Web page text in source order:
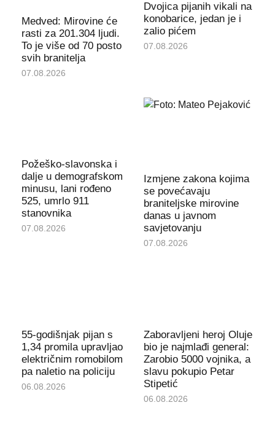
Medved: Mirovine će
rasti za 201.304 ljudi.
To je više od 70 posto
svih branitelja
07.08.2026
Dvojica pijanih vikali na
konobarice, jedan je i
zalio pićem
07.08.2026
Požeško-slavonska i
dalje u demografskom
minusu, lani rođeno
525, umrlo 911
stanovnika
07.08.2026
Izmjene zakona kojima
se povećavaju
braniteljske mirovine
danas u javnom
savjetovanju
07.08.2026
55-godišnjak pijan s
1,34 promila upravljao
električnim romobilom
pa naletio na policiju
06.08.2026
Zaboravljeni heroj Oluje
bio je najmlađi general:
Zarobio 5000 vojnika, a
slavu pokupio Petar
Stipetić
06.08.2026